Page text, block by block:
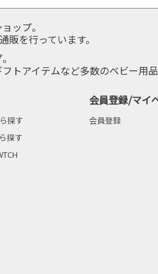
ップ。
販を行っています。
トアイテムなど多数のベビー用品
探す
探す
会員登録/マイ
会員登録